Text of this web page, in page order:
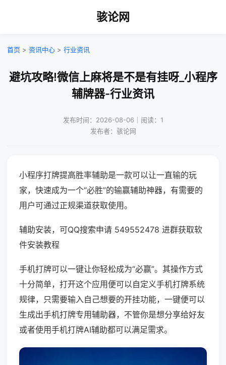
骇论网
首页 > 资讯中心 > 行业资讯
避坑攻略!微信上麻将是不是有挂呀_小程序
辅牌器-行业资讯
发布时间：2026-08-06｜阅读：1
发布者：骇论网
小程序打牌提高胜率辅助是一款可以让一直输的玩
家，快速成为一个“必胜”的输赢辅助神器，有需要的
用户可通过正规渠道获取使用。
辅助安装，可QQ搜索申请 549552478 进群获取软
件安装教程
手机打牌可以一键让你轻松成为“必赢”。其操作方式
十分简单，打开这个应用便可以自定义手机打牌系统
规律，只需要输入自己想要的开挂功能，一键便可以
生成出手机打牌专用辅助器，不管你是想分享给好友
或者使用手机打牌AI辅助都可以满足需求。